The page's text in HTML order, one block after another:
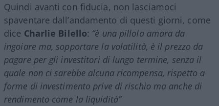
Quindi avanti con fiducia, non lasciamoci
spaventare dall’andamento di questi giorni, come
dice Charlie Bilello: “è una pillola amara da
ingoiare ma, sopportare la volatilità, è il prezzo da
pagare per gli investitori di lungo termine, senza il
quale non ci sarebbe alcuna ricompensa, rispetto a
forme di investimento prive di rischio ma anche di
rendimento come la liquidità”